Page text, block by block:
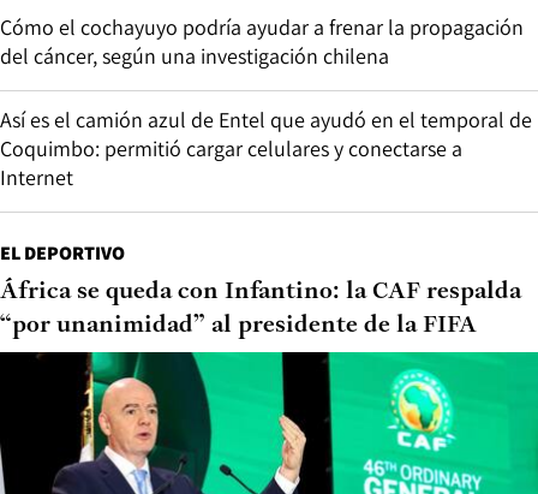
Cómo el cochayuyo podría ayudar a frenar la propagación
del cáncer, según una investigación chilena
Así es el camión azul de Entel que ayudó en el temporal de
Coquimbo: permitió cargar celulares y conectarse a
Internet
EL DEPORTIVO
África se queda con Infantino: la CAF respalda
“por unanimidad” al presidente de la FIFA